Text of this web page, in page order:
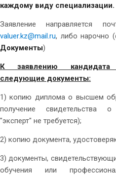
каждому виду специализации.
Заявление направляется
valuer.kz@mail.ru, либо нарочно
Документы)
К заявлению кандидата
следующие документы:
1) копию диплома о высшем
получение свидетельства
"эксперт" не требуется);
2) копию документа,
3) документы,
обучения или